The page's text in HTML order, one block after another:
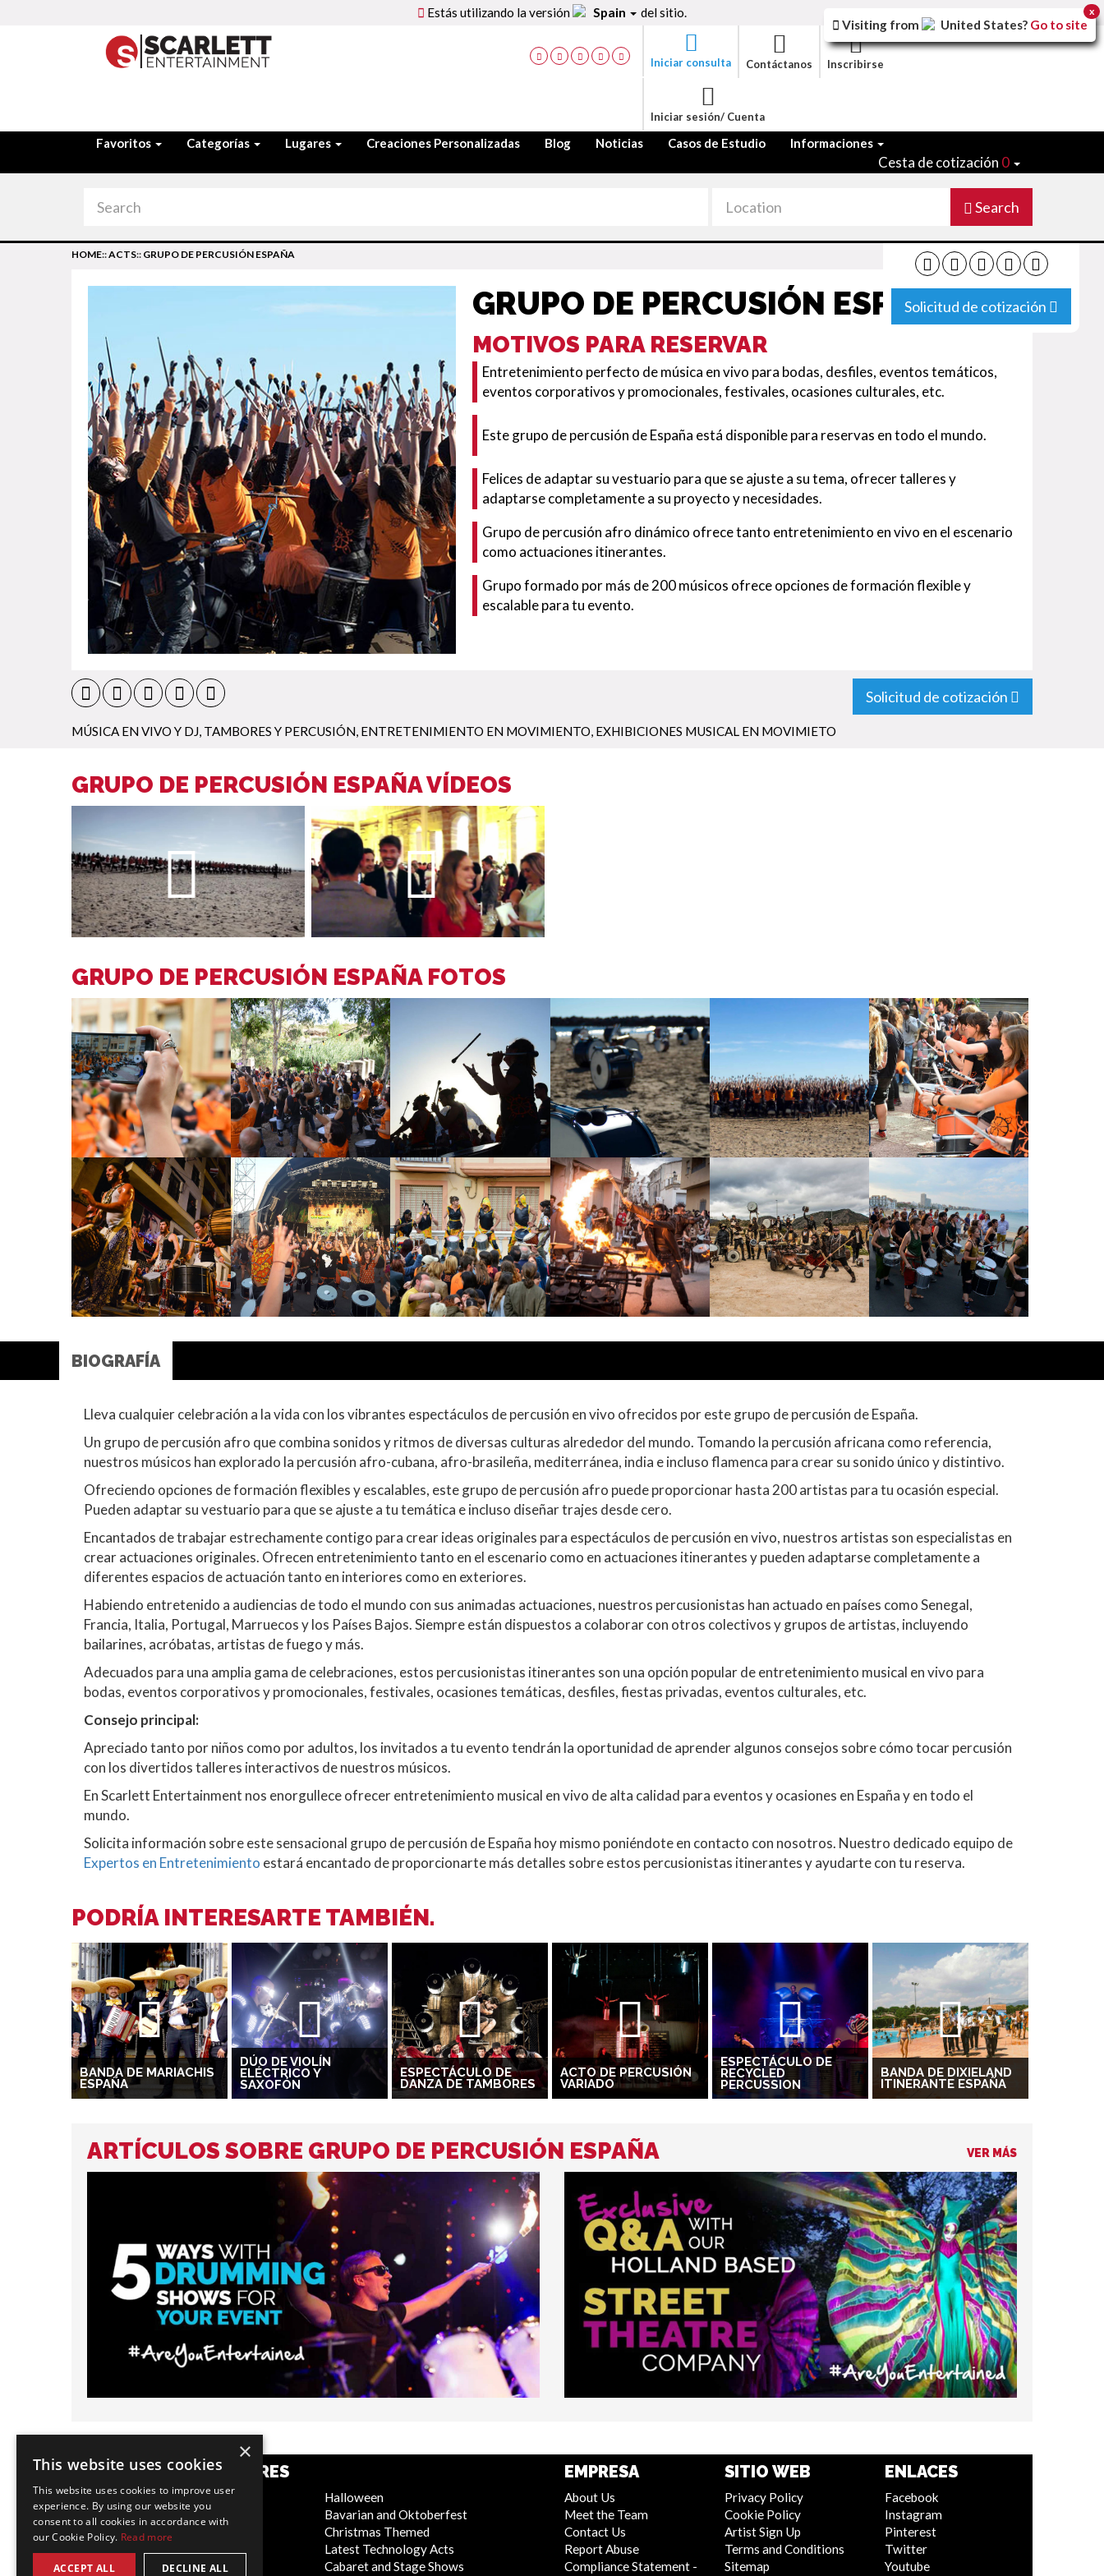
Estás utilizando la versión Spain del sitio.
Iniciar consulta Contáctanos Inscribirse
Iniciar sesión/ Cuenta
Favoritos Categorías Lugares Creaciones Personalizadas Blog Noticias Casos de Estudio Informaciones
Cesta de cotización 0
Search
Solicitud de cotización
HOME::ACTS:: GRUPO DE PERCUSIÓN ESPAÑA
GRUPO DE PERCUSIÓN ESPAÑA
MOTIVOS PARA RESERVAR
Entretenimiento perfecto de música en vivo para bodas, desfiles, eventos temáticos,
eventos corporativos y promocionales, festivales, ocasiones culturales, etc.
Este grupo de percusión de España está disponible para reservas en todo el mundo.
Felices de adaptar su vestuario para que se ajuste a su tema, ofrecer talleres y
adaptarse completamente a su proyecto y necesidades.
Grupo de percusión afro dinámico ofrece tanto entretenimiento en vivo en el escenario
como actuaciones itinerantes.
Grupo formado por más de 200 músicos ofrece opciones de formación flexible y
escalable para tu evento.
Solicitud de cotización
MÚSICA EN VIVO Y DJ TAMBORES Y PERCUSIÓN ENTRETENIMIENTO EN MOVIMIENTO EXHIBICIONES MUSICAL EN MOVIMIETO
GRUPO DE PERCUSIÓN ESPAÑA VÍDEOS
GRUPO DE PERCUSIÓN ESPAÑA FOTOS
BIOGRAFÍA
Lleva cualquier celebración a la vida con los vibrantes espectáculos de percusión en vivo ofrecidos por este grupo de percusión de España.
Un grupo de percusión afro que combina sonidos y ritmos de diversas culturas alrededor del mundo. Tomando la percusión africana como referencia,
nuestros músicos han explorado la percusión afro-cubana, afro-brasileña, mediterránea, india e incluso flamenca para crear su sonido único y distintivo.
Ofreciendo opciones de formación flexibles y escalables, este grupo de percusión afro puede proporcionar hasta 200 artistas para tu ocasión especial.
Pueden adaptar su vestuario para que se ajuste a tu temática e incluso diseñar trajes desde cero.
Encantados de trabajar estrechamente contigo para crear ideas originales para espectáculos de percusión en vivo, nuestros artistas son especialistas en
crear actuaciones originales. Ofrecen entretenimiento tanto en el escenario como en actuaciones itinerantes y pueden adaptarse completamente a
diferentes espacios de actuación tanto en interiores como en exteriores.
Habiendo entretenido a audiencias de todo el mundo con sus animadas actuaciones, nuestros percusionistas han actuado en países como Senegal,
Francia, Italia, Portugal, Marruecos y los Países Bajos. Siempre están dispuestos a colaborar con otros colectivos y grupos de artistas, incluyendo
bailarines, acróbatas, artistas de fuego y más.
Adecuados para una amplia gama de celebraciones, estos percusionistas itinerantes son una opción popular de entretenimiento musical en vivo para
bodas, eventos corporativos y promocionales, festivales, ocasiones temáticas, desfiles, fiestas privadas, eventos culturales, etc.
Consejo principal:
Apreciado tanto por niños como por adultos, los invitados a tu evento tendrán la oportunidad de aprender algunos consejos sobre cómo tocar percusión
con los divertidos talleres interactivos de nuestros músicos.
En Scarlett Entertainment nos enorgullece ofrecer entretenimiento musical en vivo de alta calidad para eventos y ocasiones en España y en todo el
mundo.
Solicita información sobre este sensacional grupo de percusión de España hoy mismo poniéndote en contacto con nosotros. Nuestro dedicado equipo de
Expertos en Entretenimiento estará encantado de proporcionarte más detalles sobre estos percusionistas itinerantes y ayudarte con tu reserva.
PODRÍA INTERESARTE TAMBIÉN.
BANDA DE MARIACHIS
ESPAÑA
DÚO DE VIOLÍN
ELÉCTRICO Y
SAXOFÓN
ESPECTÁCULO DE
DANZA DE TAMBORES
ACTO DE PERCUSIÓN
VARIADO
ESPECTÁCULO DE
RECYCLED
PERCUSSION
BANDA DE DIXIELAND
ITINERANTE ESPAÑA
ARTÍCULOS SOBRE GRUPO DE PERCUSIÓN ESPAÑA VER MÁS
CATEGORÍAS POPULARES
Festive
WOW Factor
Corporate Entertainment
Virtual
Halloween
Bavarian and Oktoberfest
Christmas Themed
Latest Technology Acts
Cabaret and Stage Shows
EMPRESA
About Us
Meet the Team
Contact Us
Report Abuse
Compliance Statement -
SITIO WEB
Privacy Policy
Cookie Policy
Artist Sign Up
Terms and Conditions
Sitemap
ENLACES
Facebook
Instagram
Pinterest
Twitter
Youtube
×
This website uses cookies
This website uses cookies to improve user
experience. By using our website you
consent to all cookies in accordance with
our Cookie Policy. Read more
ACCEPT ALL DECLINE ALL
Visiting from United States? Go to site
x